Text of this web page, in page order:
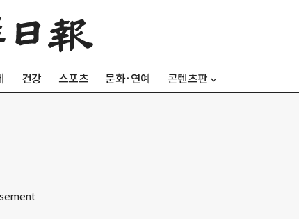
건강 스포츠 문화·연예 콘텐츠판